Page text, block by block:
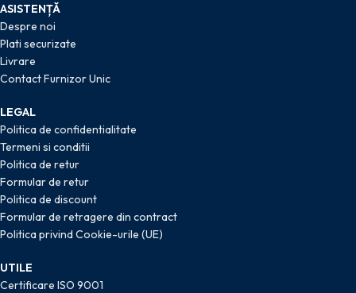
ASISTENȚĂ
Despre noi
Plati securizate
Livrare
Contact Furnizor Unic
LEGAL
Politica de confidentialitate
Termeni si conditii
Politica de retur
Formular de retur
Politica de discount
Formular de retragere din contract
Politica privind Cookie-urile (UE)
UTILE
Certificare ISO 9001